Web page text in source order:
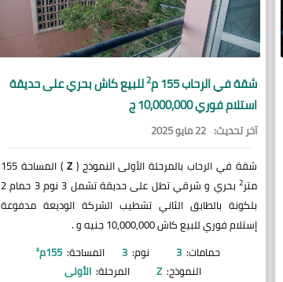
شقة فيالرحاب155 م 2للبيع كاش بحري على حديقة
استلام فوري 10,000,000 ج
آخر تحديث: 22 مايو 2025
شقة في الرحاب بالمرحلة الأولى النموذج (Z
) المساحة 155
متر2
بحري و شرقي تطل على حديقة تشمل 3 نوم 3 حمام 2
بلكونة بالطابق الثاني تشطيب الشركة الوديعة مدفوعة
إستلام فوري للبيع كاش 10,000,000 جنيه و .
حمامات: 3 نوم: 3 المساحة: 155م²
النموذج: Z المرحلة: الأولى